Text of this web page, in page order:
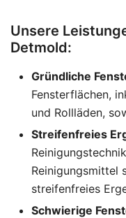
Unsere
Detmold:
Gründliche
Fensterflächen,
und Rollläden,
Streifenfreies
Reinigungsmittel
streifenfreies
Schwierige